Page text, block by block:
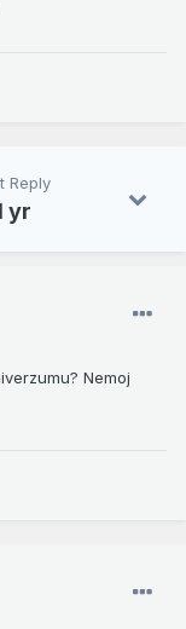
Reply
yr
Nemoj